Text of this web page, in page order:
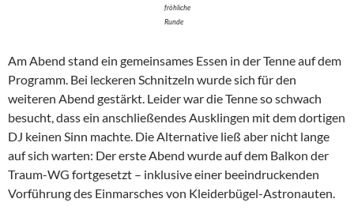
fröhliche
Runde
Am Abend stand ein gemeinsames Essen in der Tenne auf dem
Programm. Bei leckeren Schnitzeln wurde sich für den
weiteren Abend gestärkt. Leider war die Tenne so schwach
besucht, dass ein anschließendes Ausklingen mit dem dortigen
DJ keinen Sinn machte. Die Alternative ließ aber nicht lange
auf sich warten: Der erste Abend wurde auf dem Balkon der
Traum-WG fortgesetzt – inklusive einer beeindruckenden
Vorführung des Einmarsches von Kleiderbügel-Astronauten.